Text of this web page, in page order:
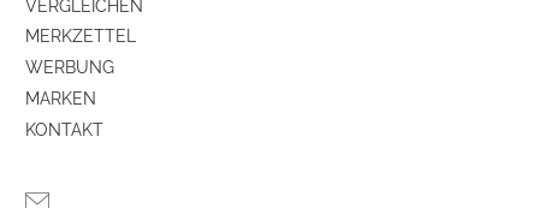
VERGLEICHEN
MERKZETTEL
WERBUNG
MARKEN
KONTAKT